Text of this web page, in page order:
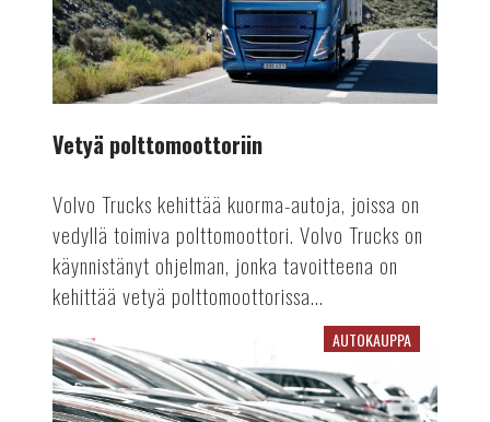
Vetyä polttomoottoriin
Volvo Trucks kehittää kuorma-autoja, joissa on
vedyllä toimiva polttomoottori. Volvo Trucks on
käynnistänyt ohjelman, jonka tavoitteena on
kehittää vetyä polttomoottorissa...
Suosikkimerkit
käytetyn
kaupoilla
AUTOKAUPPA